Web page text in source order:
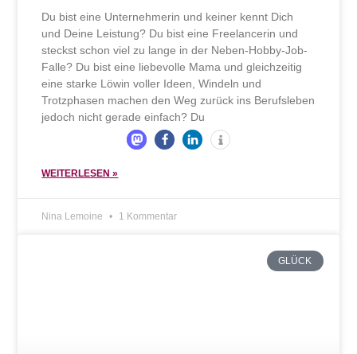
Du bist eine Unternehmerin und keiner kennt Dich
und Deine Leistung? Du bist eine Freelancerin und
steckst schon viel zu lange in der Neben-Hobby-Job-
Falle? Du bist eine liebevolle Mama und gleichzeitig
eine starke Löwin voller Ideen, Windeln und
Trotzphasen machen den Weg zurück ins Berufsleben
jedoch nicht gerade einfach? Du
WEITERLESEN »
Nina Lemoine 1 Kommentar
GLÜCK